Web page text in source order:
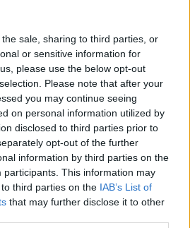
sale, sharing to third parties, or
or sensitive information for
please use the below opt-out
Please note that after your
you may continue seeing
on personal information utilized by
disclosed to third parties prior to
opt-out of the further
information by third parties on the
participants. This information may
third parties on the IAB’s List of
that may further disclose it to other